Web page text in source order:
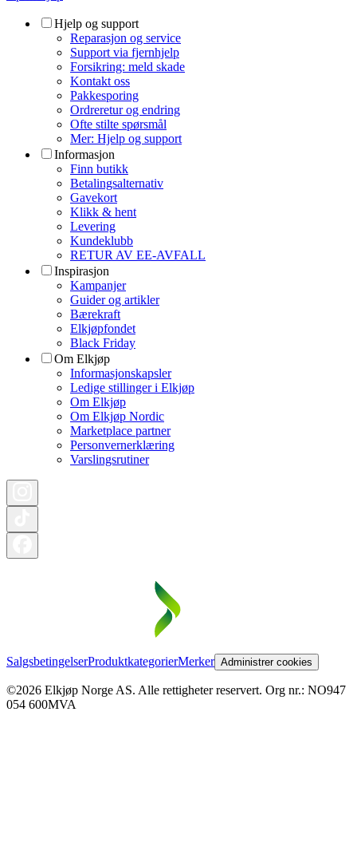
Hjelp og support
Reparasjon og service
Support via fjernhjelp
Forsikring: meld skade
Kontakt oss
Pakkesporing
Ordreretur og endring
Ofte stilte spørsmål
Mer: Hjelp og support
Informasjon
Finn butikk
Betalingsalternativ
Gavekort
Klikk & hent
Levering
Kundeklubb
RETUR AV EE-AVFALL
Inspirasjon
Kampanjer
Guider og artikler
Bærekraft
Elkjøpfondet
Black Friday
Om Elkjøp
Informasjonskapsler
Ledige stillinger i Elkjøp
Om Elkjøp
Om Elkjøp Nordic
Marketplace partner
Personvernerklæring
Varslingsrutiner
SalgsbetingelserProduktkategorierMerker Administrer cookies
©2026 Elkjøp Norge AS. Alle rettigheter reservert. Org nr.: NO947
054 600MVA